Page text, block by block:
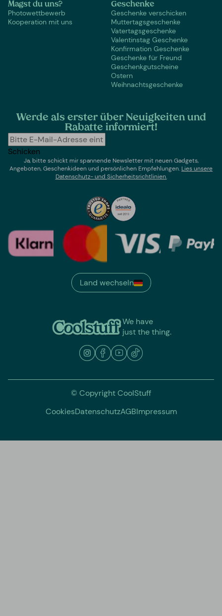
Magst du uns?
Photowettbewerb
Kooperation mit uns
Geschenke
Geschenke verschicken
Muttertagsgeschenke
Vatertagsgeschenke
Valentinstag Geschenke
Konfirmation Geschenke
Geschenke für Freund
Geschenkgutscheine
Ostern
Weihnachtsgeschenke
Werde als erster über Neuigkeiten und
Rabatte informiert!
Schicken
Ja, bitte schickt mir spannende Newsletter mit neuen Gadgets,
Angeboten, Geschenkideen und persönlichen Empfehlungen. Lies unsere
Datenschutz- und Sicherheitsrichtlinien.
We have
just the thing.
Land wechseln
© Copyright CoolStuff
CookiesDatenschutzAGBImpressum